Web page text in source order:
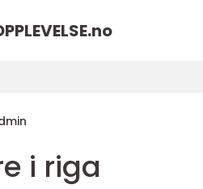
no
i riga